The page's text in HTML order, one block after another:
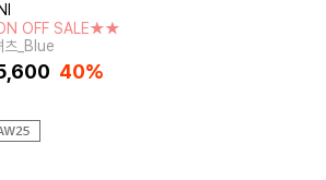
OFF SALE★★
츠_Blue
40%